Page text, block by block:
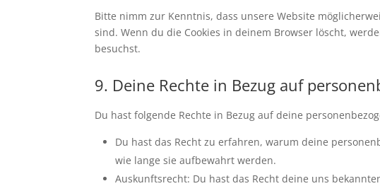
Bitte nimm zur Kenntnis, dass unsere Website
sind. Wenn du die Cookies in deinem Browser löscht,
besuchst.
9. Deine Rechte in Bezug auf
Du hast folgende Rechte in Bezug auf deine
Du hast das Recht zu erfahren, warum deine
wie lange sie aufbewahrt werden.
Auskunftsrecht: Du hast das Recht deine uns